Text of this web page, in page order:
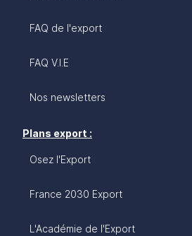
FAQ de l'export
FAQ V.I.E
Nos newsletters
Plans export :
Osez l'Export
France 2030 Export
L'Académie de l'Export